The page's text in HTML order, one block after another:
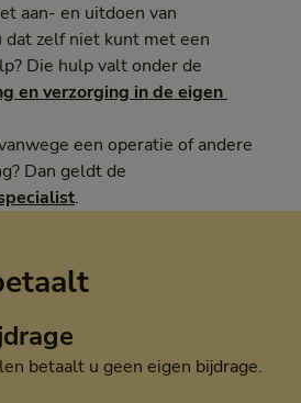
aan- en uitdoen van
dat zelf niet kunt met een
Die hulp valt onder de
en verzorging in de eigen
een operatie of andere
Dan geldt de
.
betaalt u geen eigen bijdrage.